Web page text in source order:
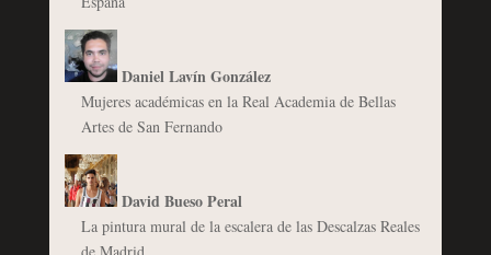
Daniel Lavín González
Mujeres académicas en la Real Academia de Bellas
Artes de San Fernando
David Bueso Peral
La pintura mural de la escalera de las Descalzas Reales